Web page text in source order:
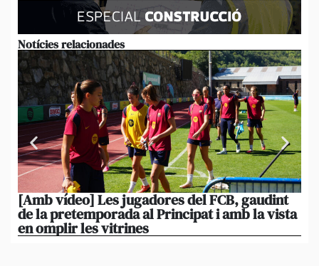
Notícies relacionades
[Amb vídeo] Les jugadores del FCB, gaudint
de la pretemporada al Principat i amb la vista
en omplir les vitrines